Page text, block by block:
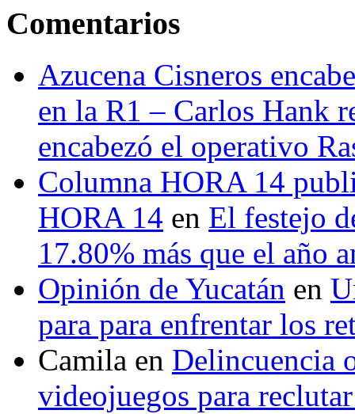
Comentarios
Azucena Cisneros
en la R1 – Carlos Hank
encabezó el operativo
Columna HORA 14
HORA 14 en El festejo
17.80% más que el año
Opinión de Yucatán en
para para enfrentar los
Camila en Delincuencia
videojuegos para